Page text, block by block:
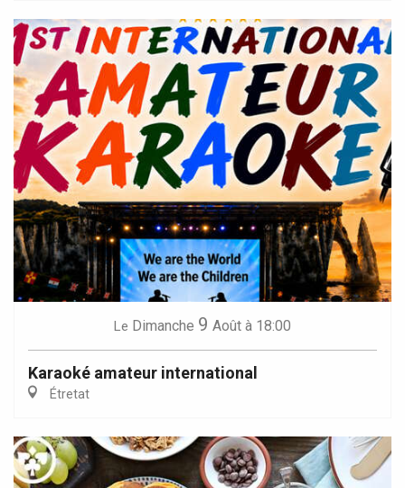
Le Dimanche 9 Août à 18:00
Karaoké amateur international
Étretat